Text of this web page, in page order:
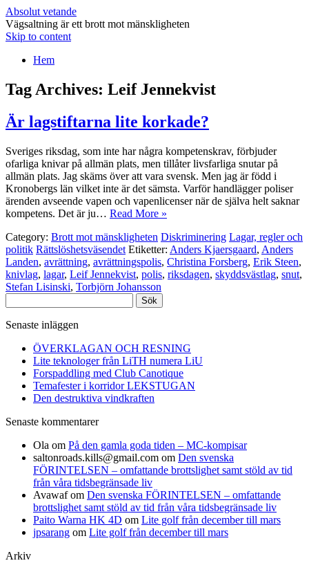
Absolut vetande
Vägsaltning är ett brott mot mänskligheten
Skip to content
Hem
Tag Archives: Leif Jennekvist
Är lagstiftarna lite korkade?
Sveriges riksdag, som inte har några kompetenskrav, förbjuder
ofarliga knivar på allmän plats, men tillåter livsfarliga snutar på
allmän plats. Jag skäms över att vara svensk. Men jag är född i
Kronobergs län vilket inte är det sämsta. Varför handlägger poliser
ärenden avseende vapen och vapenlicenser när de själva helt saknar
kompetens. Det är ju… Read More »
Category: Brott mot mänskligheten Diskriminering Lagar, regler och
politik Rättslöshetsväsendet Etiketter: Anders Kjaersgaard, Anders
Landen, avrättning, avrättningspolis, Christina Forsberg, Erik Steen,
knivlag, lagar, Leif Jennekvist, polis, riksdagen, skyddsvästlag, snut,
Stefan Lisinski, Torbjörn Johansson
efter:
Senaste inläggen
ÖVERKLAGAN OCH RESNING
Lite teknologer från LiTH numera LiU
Forspaddling med Club Canotique
Temafester i korridor LEKSTUGAN
Den destruktiva vindkraften
Senaste kommentarer
Ola om På den gamla goda tiden – MC-kompisar
saltonroads.kills@gmail.com om Den svenska
FÖRINTELSEN – omfattande brottslighet samt stöld av tid
från våra tidsbegränsade liv
Avawafom Den svenska FÖRINTELSEN – omfattande
brottslighet samt stöld av tid från våra tidsbegränsade liv
Paito Warna HK 4D om Lite golf från december till mars
jpsarang om Lite golf från december till mars
Arkiv